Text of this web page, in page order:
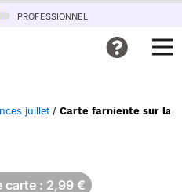
professionnel
juillet / Carte farniente sur la
carte : 2,99 €